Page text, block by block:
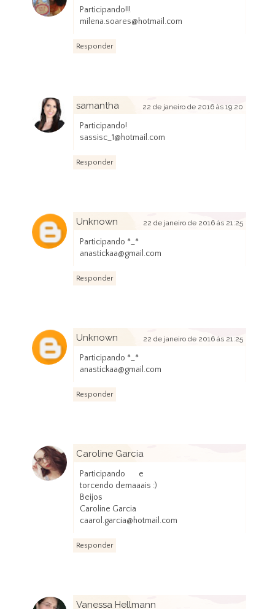
Participando!!!
milena.soares@hotmail.com
Responder
samantha 22 de janeiro de 2016 às 19:20
Participando!
sassisc_1@hotmail.com
Responder
Unknown 22 de janeiro de 2016 às 21:25
Participando *_*
anastickaa@gmail.com
Responder
Unknown 22 de janeiro de 2016 às 21:25
Participando *_*
anastickaa@gmail.com
Responder
Caroline Garcia
Participando e
torcendo demaaais :)
Beijos
Caroline Garcia
caarol.garcia@hotmail.com
Responder
Vanessa Hellmann